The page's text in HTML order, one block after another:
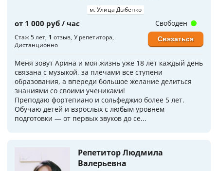
м. Улица Дыбенко
от 1 000 руб / час
Стаж 5 лет 1 отзыв У репетитора
Дистанционно
Меня зовут Арина и моя жизнь уже 18 лет каждый день
связана с музыкой, за плечами все ступени
образования, а впереди большое желание делиться
знаниями со своими учениками!
Преподаю фортепиано и сольфеджио более 5 лет.
Обучаю детей и взрослых с любым уровнем
подготовки — от первых звуков до се...
Свободен
Связаться
Репетитор Людмила
Валерьевна